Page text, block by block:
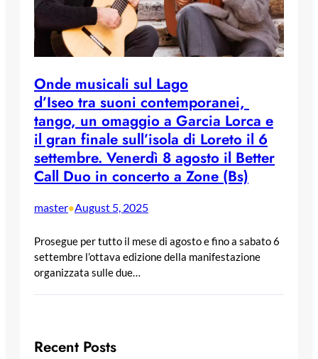
Onde musicali sul Lago
d’Iseo tra suoni contemporanei,
tango, un omaggio a Garcia Lorca e
il gran finale sull’isola di Loreto il 6
settembre. Venerdì 8 agosto il Better
Call Duo in concerto a Zone (Bs)
master•August 5, 2025
Prosegue per tutto il mese di agosto e fino a sabato 6
settembre l’ottava edizione della manifestazione
organizzata sulle due…
Recent Posts